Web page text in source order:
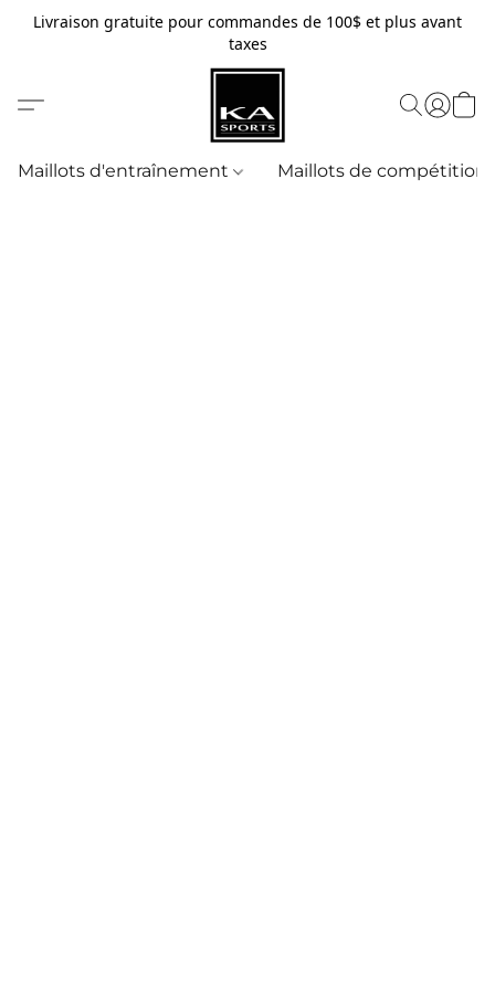
Livraison gratuite pour commandes de 100$ et plus avant
taxes
Maillots d'entraînement Maillots de compétition